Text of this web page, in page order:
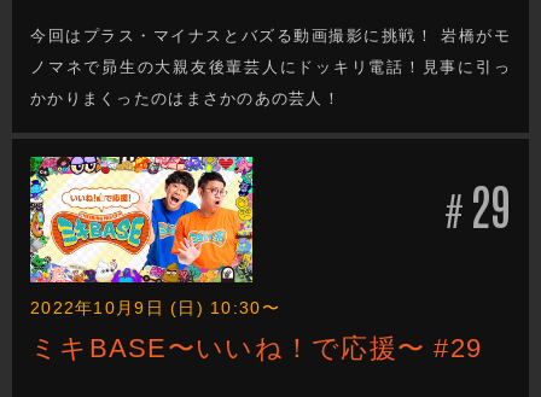
今回はプラス・マイナスとバズる動画撮影に挑戦！ 岩橋がモ
ノマネで昴生の大親友後輩芸人にドッキリ電話！見事に引っ
かかりまくったのはまさかのあの芸人！
# 29
2022年10月9日 (日) 10:30〜
ミキBASE〜いいね！で応援〜 #29